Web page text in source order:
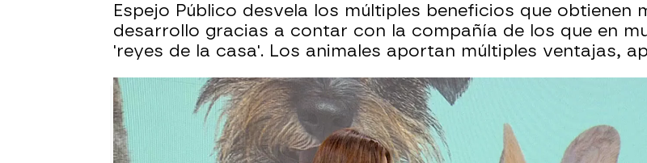
Espejo Público desvela los múltiples beneficios que obtienen
desarrollo gracias a contar con la compañía de los que en
'reyes de la casa'. Los animales aportan múltiples ventajas,